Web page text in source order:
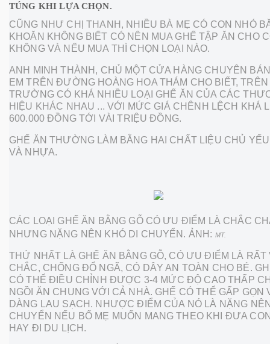
TÚNG KHI LỰA CHỌN.
CŨNG NHƯ CHỊ THANH, NHIỀU BÀ MẸ CÓ CON NHỎ
KHOĂN KHÔNG BIẾT CÓ NÊN MUA GHẾ TẬP ĂN CHO
KHÔNG VÀ NẾU MUA THÌ CHỌN LOẠI NÀO.
ANH MINH THÀNH, CHỦ MỘT CỬA HÀNG CHUYÊN
EM TRÊN ĐƯỜNG HOÀNG HOA THÁM CHO BIẾT, TRÊN
TRƯỜNG CÓ KHÁ NHIỀU LOẠI GHẾ ĂN CỦA CÁC
HIỆU KHÁC NHAU ... VỚI MỨC GIÁ CHÊNH LỆCH KHÁ
600.000 ĐỒNG TỚI VÀI TRIỆU ĐỒNG.
GHẾ ĂN THƯỜNG LÀM BẰNG HAI CHẤT LIỆU CHỦ
VÀ NHỰA.
CÁC LOẠI GHẾ ĂN BẰNG GỖ CÓ ƯU ĐIỂM LÀ CHẮC
NHƯNG NẶNG NÊN KHÓ DI CHUYỂN. ẢNH: MT.
THỨ NHẤT LÀ GHẾ ĂN BẰNG GỖ, CÓ ƯU ĐIỂM LÀ
CHẮC, CHỐNG ĐỔ NGÃ, CÓ DÂY AN TOÀN CHO BÉ.
CÓ THỂ ĐIỀU CHỈNH ĐƯỢC 3-4 MỨC ĐỘ CAO THẤP
NGỒI ĂN CHUNG VỚI CẢ NHÀ. GHẾ CÓ THỂ GẤP GỌN
DÀNG LAU SẠCH. NHƯỢC ĐIỂM CỦA NÓ LÀ NẶNG
CHUYỂN NẾU BỐ MẸ MUỐN MANG THEO KHI ĐƯA
HAY ĐI DU LỊCH.